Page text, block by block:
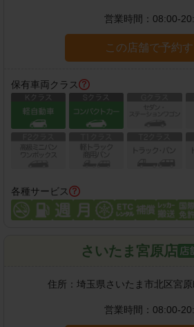
営業時間： 08:00-
この店舗で予約
保有車両クラス
各種サービス
さいたま宮原店
住所： 埼玉県さいたま市北区宮
営業時間： 08:00-